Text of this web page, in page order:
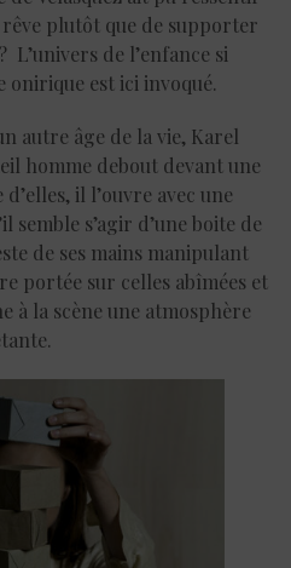
rêve plutôt que de supporter
L’univers de l’enfance si
onirique est ici invoqué.
autre âge de la vie, Karel
homme debout devant une
il l’ouvre avec une
semble s’agir d’une boite de
de ses mains manipulant
portée sur celles abîmées et
à la scène une atmosphère